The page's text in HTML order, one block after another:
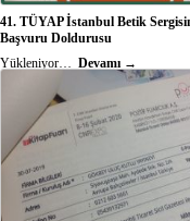
41. TÜYAP İstanbul Betik
Başvuru Doldurusu
Yükleniyor… Devamı →